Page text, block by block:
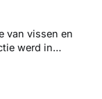
en hun
zelf.
van vissen en
werd in